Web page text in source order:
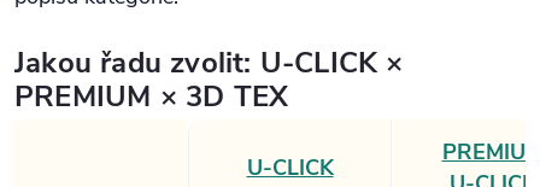
Jakou řadu zvolit: U‑CLICK ×
PREMIUM × 3D TEX
U‑CLICK